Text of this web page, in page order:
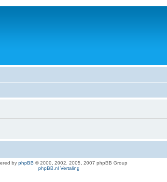
by phpBB © 2000, 2002, 2005, 2007 phpBB Group
phpBB.nl Vertaling